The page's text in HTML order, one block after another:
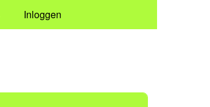
Inloggen